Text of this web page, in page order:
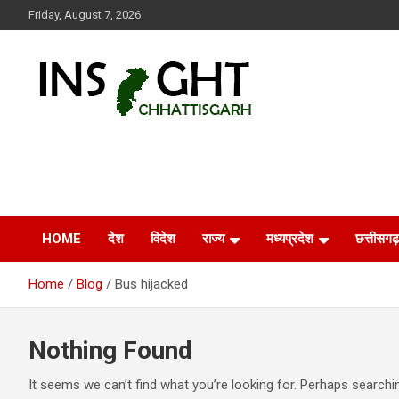
to
Friday, August 7, 2026
HOME देश विदेश राज्य मध्यप्रदेश छत्तीसगढ़
Home Blog Bus hijacked
Nothing Found
It seems we can’t find what you’re looking for. Perhaps